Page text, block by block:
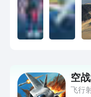
空
飞行